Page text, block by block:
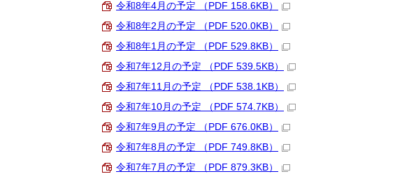
令和8年4月の予定 （PDF 158.6KB）
令和8年2月の予定 （PDF 520.0KB）
令和8年1月の予定 （PDF 529.8KB）
令和7年12月の予定 （PDF 539.5KB）
令和7年11月の予定 （PDF 538.1KB）
令和7年10月の予定 （PDF 574.7KB）
令和7年9月の予定 （PDF 676.0KB）
令和7年8月の予定 （PDF 749.8KB）
令和7年7月の予定 （PDF 879.3KB）